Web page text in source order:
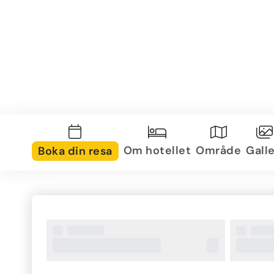
Boka din resa Om hotellet Område